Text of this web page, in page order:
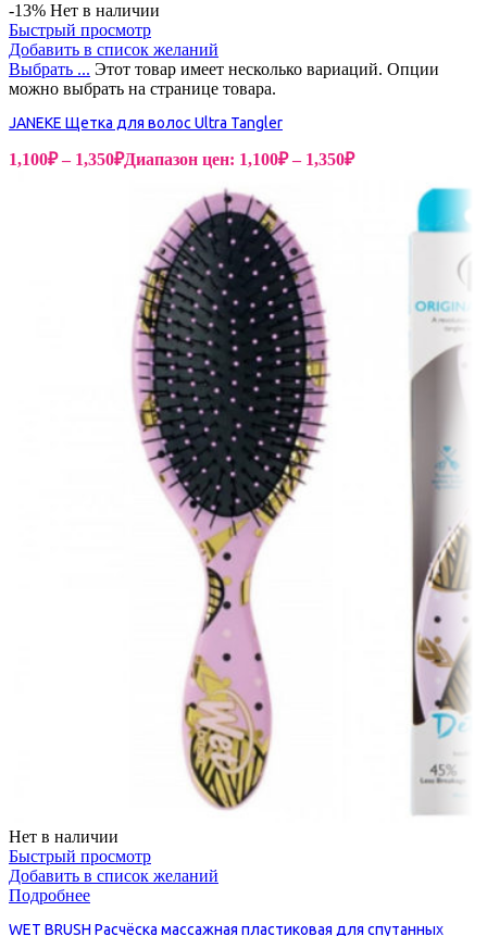
-13% Нет в наличии
Быстрый просмотр
Добавить в список желаний
Выбрать ... Этот товар имеет несколько вариаций. Опции
можно выбрать на странице товара.
JANEKE Щетка для волос Ultra Tangler
1,100₽ – 1,350₽Диапазон цен: 1,100₽ – 1,350₽
Нет в наличии
Быстрый просмотр
Добавить в список желаний
Подробнее
WET BRUSH Расчёска массажная пластиковая для спутанных